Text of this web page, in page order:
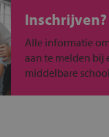
Inschrijven?
Alle informatie
aan te melden bij
middelbare